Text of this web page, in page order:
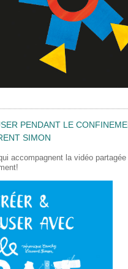
PENDANT LE
SIMON
accompagnent la vidéo